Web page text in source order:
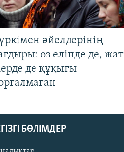
әйелдерінің
өз елінде де, жат
де құқығы
БӨЛІМДЕР